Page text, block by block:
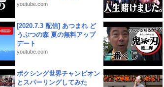
youtube.com
[2020.7.3 配信] あつまれ ど
うぶつの森 夏の無料アップ
デート
youtube.com
ボクシング世界チャンピオン
とスパーリングしてみた